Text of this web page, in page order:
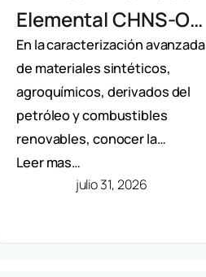
Elemental CHNS-O
Velp: Determinación
Directa De Oxígeno
Y Análisis
Multiparámetro
En la caracterización avanzada
de materiales sintéticos,
agroquímicos, derivados del
petróleo y combustibles
renovables, conocer la…
Leer mas…
julio 31, 2026